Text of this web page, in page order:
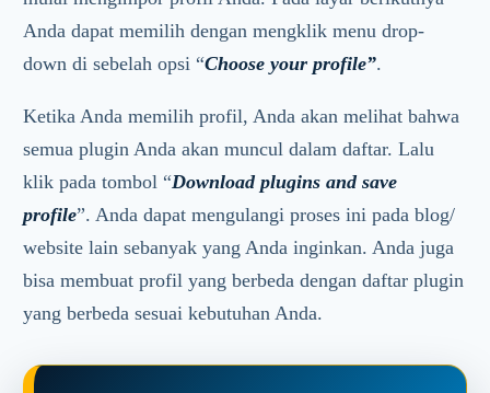
Anda dapat memilih dengan mengklik menu drop-
down di sebelah opsi “Choose your profile”.
Ketika Anda memilih profil, Anda akan melihat bahwa
semua plugin Anda akan muncul dalam daftar. Lalu
klik pada tombol “Download plugins and save
profile”. Anda dapat mengulangi proses ini pada blog/
website lain sebanyak yang Anda inginkan. Anda juga
bisa membuat profil yang berbeda dengan daftar plugin
yang berbeda sesuai kebutuhan Anda.